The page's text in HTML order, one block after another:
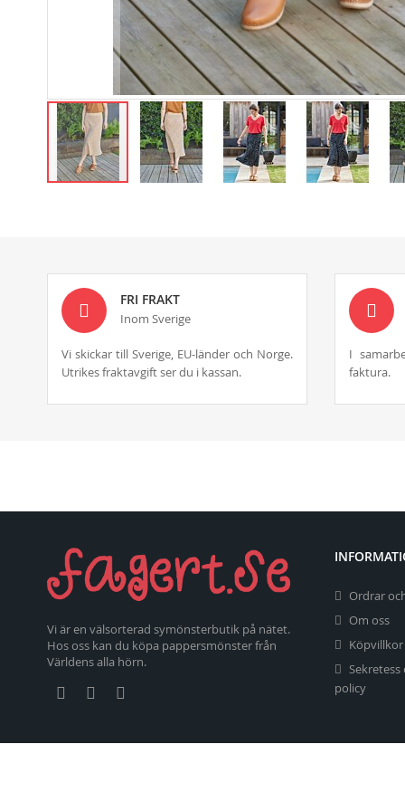
the
images
gallery
FRI FRAKT
Inom Sverige
Vi skickar till Sverige, EU-länder och Norge.
Utrikes fraktavgift ser du i kassan.
I
faktura.
Vi är en välsorterad symönsterbutik på nätet.
Hos oss kan du köpa pappersmönster från
Världens alla hörn.
Ordrar
Om oss
Köpvillkor
Sekretess
policy